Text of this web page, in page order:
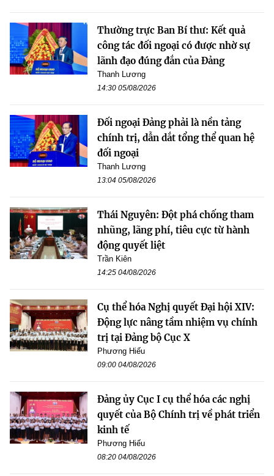
Thường trực Ban Bí thư: Kết quả
công tác đối ngoại có được nhờ sự
lãnh đạo đúng đắn của Đảng
Thanh Lương
14:30 05/08/2026
Đối ngoại Đảng phải là nền tảng
chính trị, dẫn dắt tổng thể quan hệ
đối ngoại
Thanh Lương
13:04 05/08/2026
Thái Nguyên: Đột phá chống tham
nhũng, lãng phí, tiêu cực từ hành
động quyết liệt
Trần Kiên
14:25 04/08/2026
Cụ thể hóa Nghị quyết Đại hội XIV:
Động lực nâng tầm nhiệm vụ chính
trị tại Đảng bộ Cục X
Phương Hiếu
09:00 04/08/2026
Đảng ủy Cục I cụ thể hóa các nghị
quyết của Bộ Chính trị về phát triển
kinh tế
Phương Hiếu
08:20 04/08/2026